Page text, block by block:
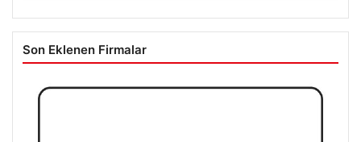
Son Eklenen Firmalar